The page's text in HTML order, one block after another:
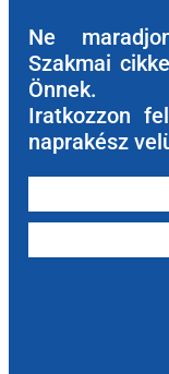
Ne
Szakmai
Önnek.
Iratkozzon
naprakész